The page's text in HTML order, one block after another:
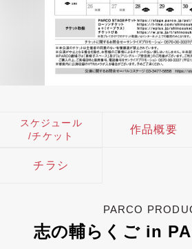
スケジュール
/チケット
作品概要
チラシ
PARCO
志の輔らくご in